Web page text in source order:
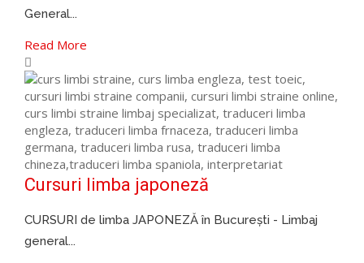
General...
Read More
Cursuri limba japoneză
CURSURI de limba JAPONEZĂ în București - Limbaj
general...